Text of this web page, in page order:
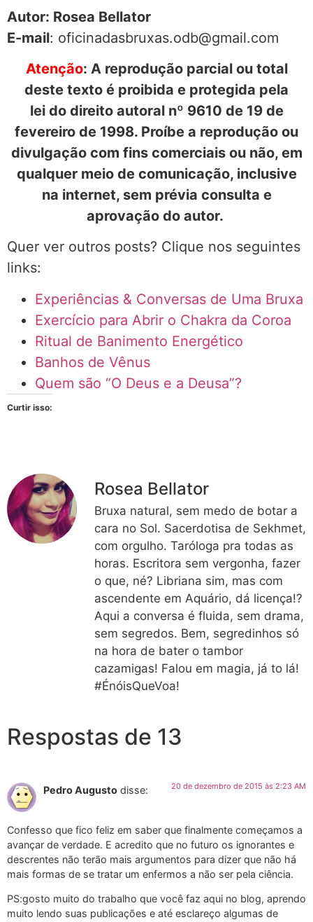
Autor: Rosea Bellator
E-mail: oficinadasbruxas.odb@gmail.com
Atenção: A reprodução parcial ou total
deste texto é proibida e protegida pela
lei do direito autoral nº 9610 de 19 de
fevereiro de 1998. Proíbe a reprodução ou
divulgação com fins comerciais ou não, em
qualquer meio de comunicação, inclusive
na internet, sem prévia consulta e
aprovação do autor.
Quer ver outros posts? Clique nos seguintes
links:
Experiências & Conversas de Uma Bruxa
Exercício para Abrir o Chakra da Coroa
Ritual de Banimento Energético
Banhos de Vênus
Quem são “O Deus e a Deusa”?
Curtir isso:
Rosea Bellator
Bruxa natural, sem medo de botar a
cara no Sol. Sacerdotisa de Sekhmet,
com orgulho. Taróloga pra todas as
horas. Escritora sem vergonha, fazer
o que, né? Libriana sim, mas com
ascendente em Aquário, dá licença!?
Aqui a conversa é fluida, sem drama,
sem segredos. Bem, segredinhos só
na hora de bater o tambor
cazamigas! Falou em magia, já to lá!
#ÉnóisQueVoa!
Respostas de 13
Pedro Augusto disse: 20 de dezembro de 2015 às 2:23 AM
Confesso que fico feliz em saber que finalmente começamos a
avançar de verdade. E acredito que no futuro os ignorantes e
descrentes não terão mais argumentos para dizer que não há
mais formas de se tratar um enfermos a não ser pela ciência.
PS:gosto muito do trabalho que você faz aqui no blog, aprendo
muito lendo suas publicações e até esclareço algumas de